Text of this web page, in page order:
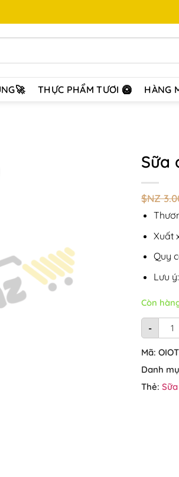
THỰC PHẨM TƯƠI 🥝 HÀNG
Sữa
$NZ
Xuất
Quy
Lưu
Còn
-
Sữa
Mã:
Danh
Thẻ: